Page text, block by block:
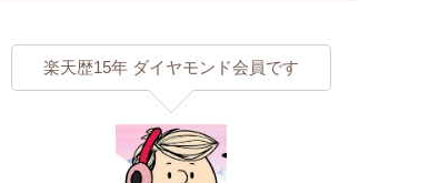
楽天歴15年 ダイヤモンド会員です